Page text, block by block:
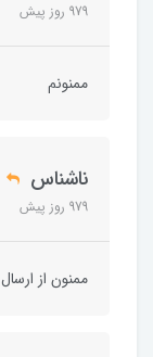
979 روز پیش
ممنونم
ناشناس
979 روز پیش
ممنون از ارسال